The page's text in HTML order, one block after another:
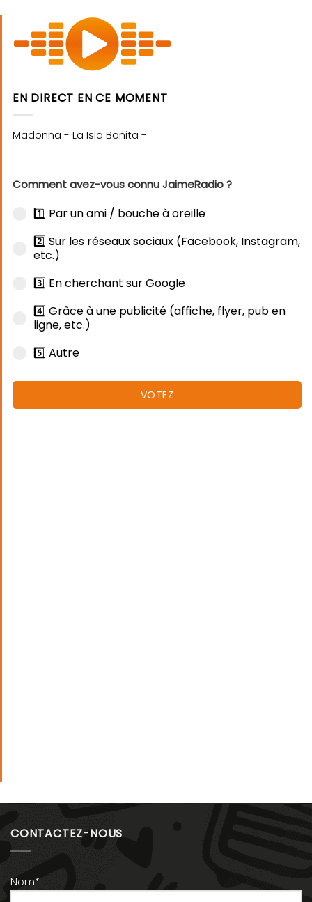
EN DIRECT EN CE MOMENT
Comment avez-vous connu JaimeRadio ?
1️⃣ Par un ami / bouche à oreille
2️⃣ Sur les réseaux sociaux (Facebook, Instagram,
etc.)
3️⃣ En cherchant sur Google
4️⃣ Grâce à une publicité (affiche, flyer, pub en
ligne, etc.)
5️⃣ Autre
VOTEZ
CONTACTEZ-NOUS
Nom*